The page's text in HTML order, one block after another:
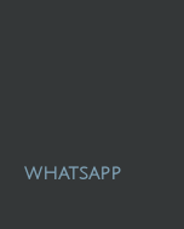
whatsapp